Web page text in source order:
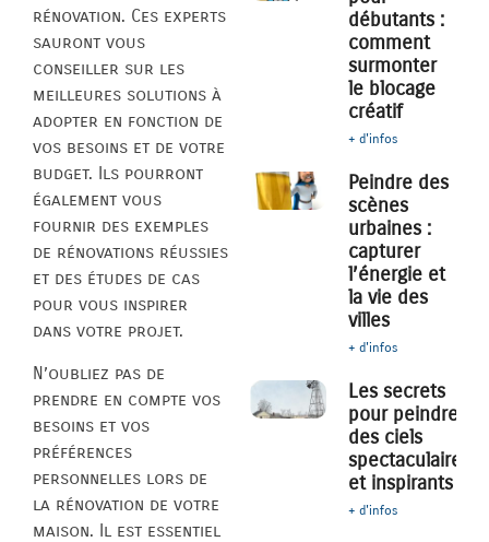
rénovation. Ces experts
sauront vous
conseiller sur les
meilleures solutions à
adopter en fonction de
vos besoins et de votre
budget. Ils pourront
également vous
fournir des exemples
de rénovations réussies
et des études de cas
pour vous inspirer
dans votre projet.
N’oubliez pas de
prendre en compte vos
besoins et vos
préférences
personnelles lors de
la rénovation de votre
maison. Il est essentiel
débutants :
comment
surmonter
le blocage
créatif
+ d'infos
Peindre des
scènes
urbaines :
capturer
l’énergie et
la vie des
villes
+ d'infos
Les secrets
pour peindre
des ciels
spectaculaires
et inspirants
+ d'infos